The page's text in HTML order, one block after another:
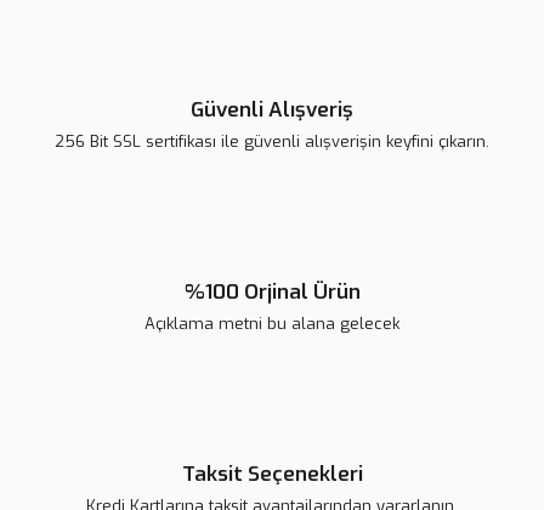
Güvenli Alışveriş
256 Bit SSL sertifikası ile güvenli alışverişin keyfini çıkarın.
%100 Orjinal Ürün
Açıklama metni bu alana gelecek
Taksit Seçenekleri
Kredi Kartlarına taksit avantajlarından yararlanın.